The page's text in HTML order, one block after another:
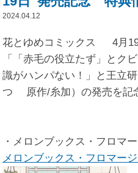
2024.04.12
花とゆめコミックス 4月
「「赤毛の役立たず」とク
識がハンパない！」と王立
つ 原作/糸加）の発売を記
・メロンブックス・フロマ
メロンブックス・フロマー